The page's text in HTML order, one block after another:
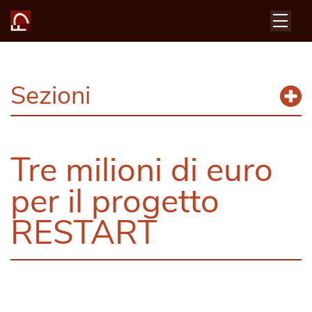
Sezioni
Tre milioni di euro
per il progetto
RESTART